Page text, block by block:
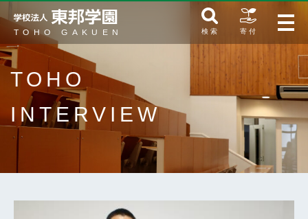
検 索 寄 付
TOHO
INTERVIEW